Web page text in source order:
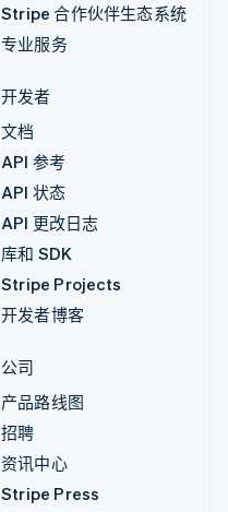
Stripe 合作伙伴生态系统
专业服务
开发者
文档
API 参考
API 状态
API 更改日志
库和 SDK
Stripe Projects
开发者博客
公司
产品路线图
招聘
资讯中心
Stripe Press